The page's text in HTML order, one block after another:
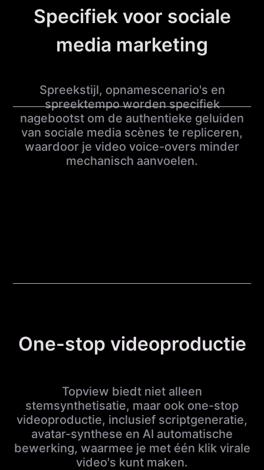
Specifiek voor sociale
media marketing
Spreekstijl, opnamescenario's en
spreektempo worden specifiek
nagebootst om de authentieke geluiden
van sociale media scènes te repliceren,
waardoor je video voice-overs minder
mechanisch aanvoelen.
One-stop videoproductie
Topview biedt niet alleen
stemsynthetisatie, maar ook one-stop
videoproductie, inclusief scriptgeneratie,
avatar-synthese en AI automatische
bewerking, waarmee je met één klik virale
video's kunt maken.